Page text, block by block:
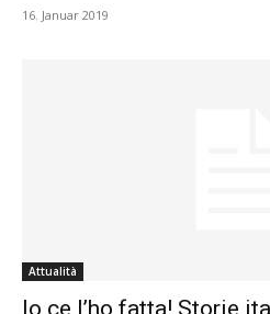
16. Januar 2019
Attualità
Io ce l’ho fatta! Storie